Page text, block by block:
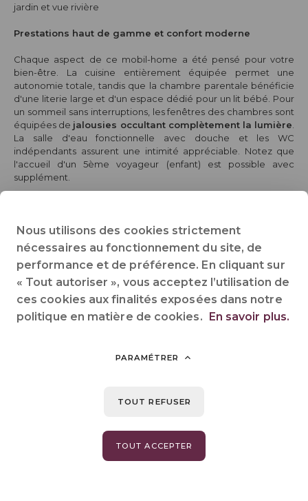
jardin et vue rivière
Prestations haut de gamme et confort moderne
Chaque aspect de ce mobil-home a été pensé pour votre
bien-être. La cuisine entièrement équipée permet une
autonomie totale, tandis que la chambre parentale bénéficie
d'une literie large et d'un espace dédié pour un lit bébé. Pour
un sommeil sans interruptions, les fenêtres des chambres sont
équipées de jalousies occultant complètement la lumière
La salle d'eau fonctionnelle avec douche et les WC
indépendants assurent une intimité appréciable. Notez que
l'accueil d'un 5ème voyageur (enfant) est possible avec
supplément.
le Tarn par tous les temps.
Nos tarifs de base incluent :
✅ Séjour pour 4 personnes et stationnement pour 1 véhicule
Linge de lit fourni et Accès WiFi inclus
✅ Consommations d'électricité, de gaz et d'eau
Nous utilisons des cookies strictement
nécessaires au fonctionnement du site, de
performance et de préférence. En cliquant sur
« Tout autoriser », vous acceptez l’utilisation de
ces cookies aux finalités exposées dans notre
politique en matière de cookies. En savoir plus.
PARAMÉTRER
TOUT REFUSER
TOUT ACCEPTER